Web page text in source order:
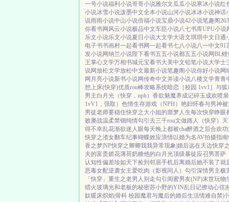
一号小说福利小说哥哥小说雅尔文瓜瓜小说寒冰小说红
小说冰雪小说泼墨中文全本小说山河小说冰冰小说神话
说雨雨小说中山小说倍福小说宝鼎小说42小说笔趣阁
你看书网 风云小说极品中文车臣小说八七书库UPU小说
乐文小说乐文小说夏日小说大文学大语文琪琪中文 日通
电子书书画村一起看书网一起看书七八小说八一中文91
发小说网纳兰小说陛下看书五五小说都五五小说网BL鲤
王掌心文学万相书城元宝看书大美中文铅笔小说大学士
说网放松文学放松中文最新小说笔趣阁小说你好小说网
网 月亮小说新书小说网传奇中文并读小说八楼文学青青
想上床(快穿)优质rou棒攻略系统暗恋［校园 1vv1］ 与狐
男主白月光（快穿，nph） 香欲魅魔养成记碎玉成欢喷
1vV1，强取） 色情生存游戏（NPH） 艳妇怀春与男神
男徒老师要稳住快穿之大小姐的噩梦人生每次快穿睁眼
败屡战温柔禁锢纯情勾引 去三千rou文做路人（快穿）
得不幸乱花渐欲迷人眼每天晚上都被cha醉酒之后合欢
快穿之渣女翻车纪事蝴蝶效应浪情以婚为名AV拍摄指南
香之梦|NP快穿之卿卿我我异常现象|婚后远在天边快穿
夫的富贵娇花薄荷奶糖他的白月光顶级暴徒应召男菩萨
认知性偏差珍如天下捡到邻居手机后离婚后她不装了就
恶毒女配逆袭女主爱吃肉 （影视同人）勾引深情男主极
「快穿」 重生之老男人别走勾引闺蜜男友(NP)末世玩物
猎火玻璃光和老板的秘密苏小野的YIN乱日记撩动心弦|
奴暖床炽焰|骨科 校园 魔君与魔后的婚后生活情难自禁|